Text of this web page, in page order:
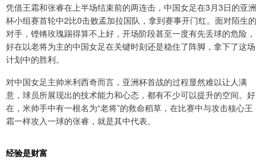
凭借王霜和张睿在上半场结束前的两连击，中国女足在3月3日的亚洲
杯小组赛首轮中2比0击败孟加拉国队，拿到赛事开门红。面对陌生的
对手，铿锵玫瑰踢得算不上好，开场阶段甚至一度有先丢球的危险，
好在以老将为主的中国女足在关键时刻还是稳住了阵脚，拿下了这场
计划中的胜利。
对中国女足主帅米利西奇而言，亚洲杯首战的过程显然难以让人满
意，球员所展现出的技术能力和心态，都有不少可以提升的空间。好
在，米帅手中有一根名为“老将”的救命稻草，在比赛中与攻击核心王
霜一样攻入一球的张睿，就是其中代表。
经验是财富